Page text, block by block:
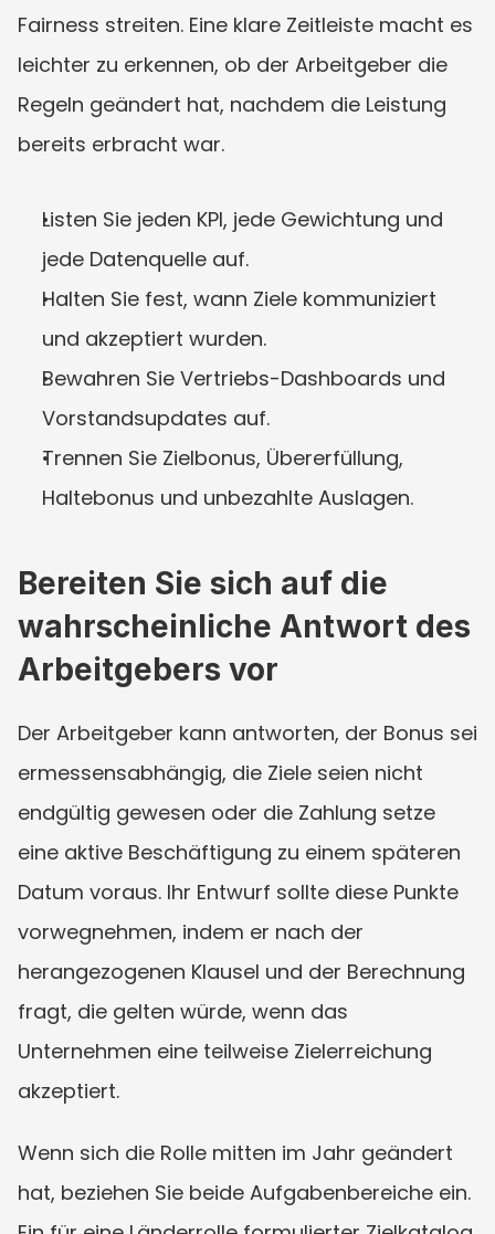
Fairness streiten. Eine klare Zeitleiste macht es
leichter zu erkennen, ob der Arbeitgeber die
Regeln geändert hat, nachdem die Leistung
bereits erbracht war.
Listen Sie jeden KPI, jede Gewichtung und
jede Datenquelle auf.
Halten Sie fest, wann Ziele kommuniziert
und akzeptiert wurden.
Bewahren Sie Vertriebs-Dashboards und
Vorstandsupdates auf.
Trennen Sie Zielbonus, Übererfüllung,
Haltebonus und unbezahlte Auslagen.
Bereiten Sie sich auf die
wahrscheinliche Antwort des
Arbeitgebers vor
Der Arbeitgeber kann antworten, der Bonus sei
ermessensabhängig, die Ziele seien nicht
endgültig gewesen oder die Zahlung setze
eine aktive Beschäftigung zu einem späteren
Datum voraus. Ihr Entwurf sollte diese Punkte
vorwegnehmen, indem er nach der
herangezogenen Klausel und der Berechnung
fragt, die gelten würde, wenn das
Unternehmen eine teilweise Zielerreichung
akzeptiert.
Wenn sich die Rolle mitten im Jahr geändert
hat, beziehen Sie beide Aufgabenbereiche ein.